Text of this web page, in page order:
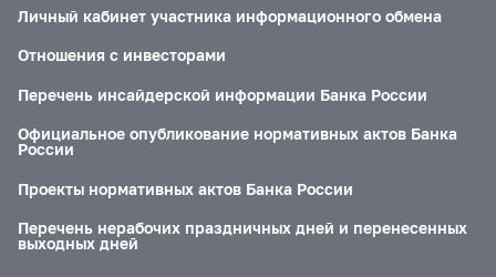
Личный кабинет участника информационного обмена
Отношения с инвесторами
Перечень инсайдерской информации Банка России
Официальное опубликование нормативных актов Банка
России
Проекты нормативных актов Банка России
Перечень нерабочих праздничных дней и перенесенных
выходных дней